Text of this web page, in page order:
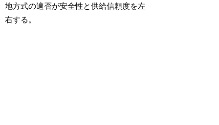
地方式の適否が安全性と供給信頼度を左
右する。